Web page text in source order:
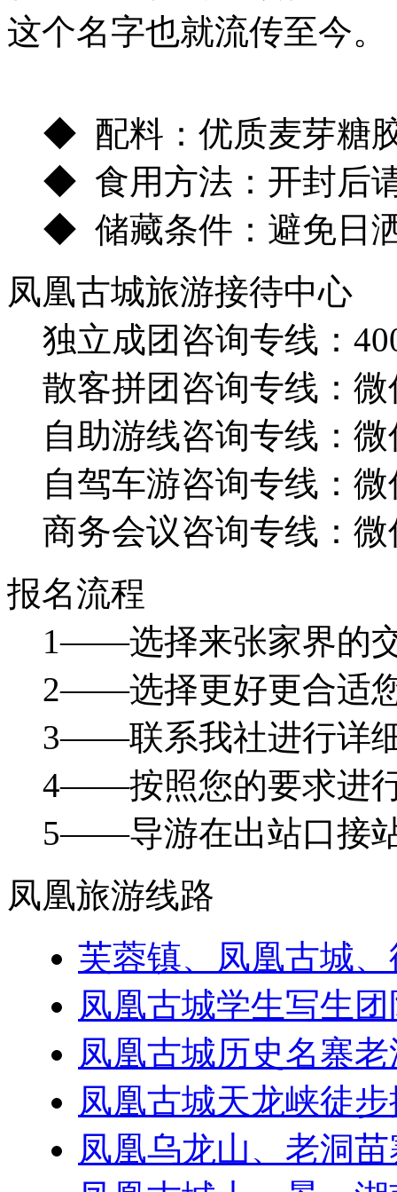
这个名字也就流传至今。
◆ 配料：优质麦芽糖
◆ 食用方法：开封后
◆ 储藏条件：避免日
凤凰古城旅游接待中心
独立成团咨询专线：
散客拼团咨询专线：微
自助游线咨询专线：微
自驾车游咨询专线：微
商务会议咨询专线：微
报名流程
1——选择来张家界的
2——选择更好更合适
3——联系我社进行详
4——按照您的要求进
5——导游在出站口接
凤凰旅游线路
芙蓉镇、凤凰古城
凤凰古城学生写生
凤凰古城历史名寨
凤凰古城天龙峡徒
凤凰乌龙山、老洞